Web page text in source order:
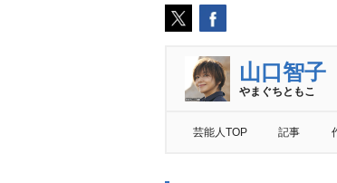
山口智子
まぐちともこ
芸能人TOP 記事